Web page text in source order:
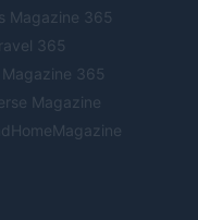
Magazine 365
365
Magazine 365
Magazine